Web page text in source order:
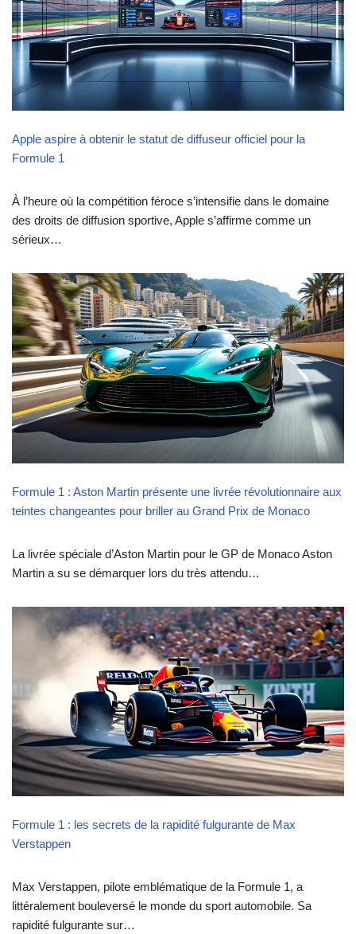
Apple aspire à obtenir le statut de diffuseur officiel pour la
Formule 1
À l’heure où la compétition féroce s’intensifie dans le domaine
des droits de diffusion sportive, Apple s’affirme comme un
sérieux…
Formule 1 : Aston Martin présente une livrée révolutionnaire aux
teintes changeantes pour briller au Grand Prix de Monaco
La livrée spéciale d’Aston Martin pour le GP de Monaco Aston
Martin a su se démarquer lors du très attendu…
Formule 1 : les secrets de la rapidité fulgurante de Max
Verstappen
Max Verstappen, pilote emblématique de la Formule 1, a
littéralement bouleversé le monde du sport automobile. Sa
rapidité fulgurante sur…